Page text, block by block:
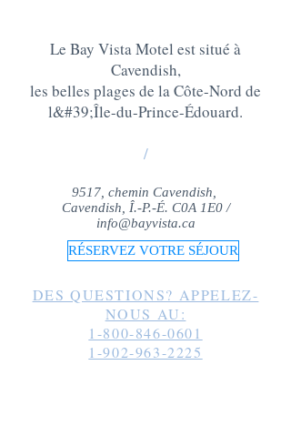
Le Bay Vista Motel est situé à
Cavendish,
les belles plages de la Côte-Nord de
l&#39;Île-du-Prince-Édouard.
/
9517, chemin Cavendish,
Cavendish, Î.-P.-É. C0A 1E0 /
info@bayvista.ca
RÉSERVEZ VOTRE SÉJOUR
DES QUESTIONS? APPELEZ-
NOUS AU:
1-800-846-0601
1-902-963-2225